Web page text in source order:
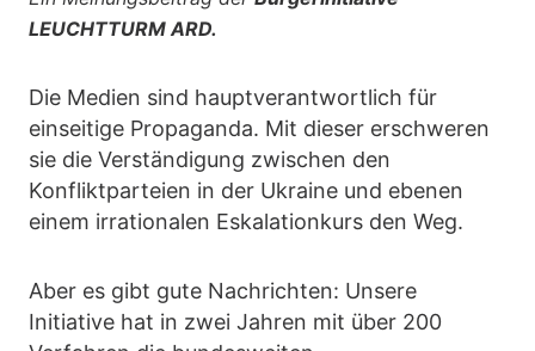
LEUCHTTURM ARD.
Die Medien sind hauptverantwortlich für
einseitige Propaganda. Mit dieser erschweren
sie die Verständigung zwischen den
Konfliktparteien in der Ukraine und ebenen
einem irrationalen Eskalationkurs den Weg.
Aber es gibt gute Nachrichten: Unsere
Initiative hat in zwei Jahren mit über 200